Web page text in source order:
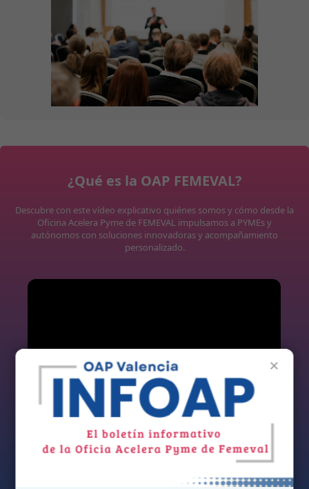
¿Qué es la OAP FEMEVAL?
Descubre con este vídeo explicativo quiénes somos y cómo desde la
Oficina Acelera Pyme de FEMEVAL impulsamos a PYMEs y
autónomos con soluciones innovadoras y acompañamiento
personalizado.
×